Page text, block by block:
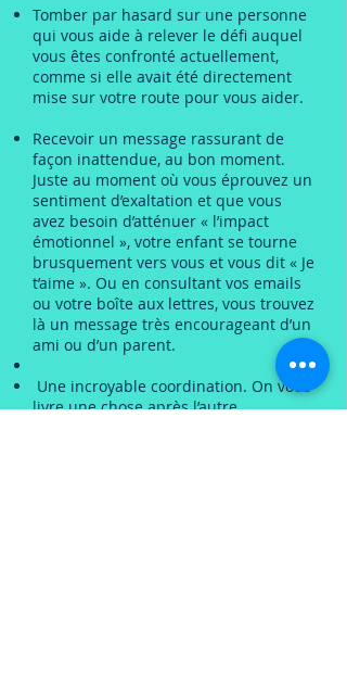
Tomber par hasard sur une personne
qui vous aide à relever le défi auquel
vous êtes confronté actuellement,
comme si elle avait été directement
mise sur votre route pour vous aider.
Recevoir un message rassurant de
façon inattendue, au bon moment.
Juste au moment où vous éprouvez un
sentiment d’exaltation et que vous
avez besoin d’atténuer « l’impact
émotionnel », votre enfant se tourne
brusquement vers vous et vous dit « Je
t’aime ». Ou en consultant vos emails
ou votre boîte aux lettres, vous trouvez
là un message très encourageant d’un
ami ou d’un parent.
Une incroyable coordination. On vous
livre une chose après l’autre